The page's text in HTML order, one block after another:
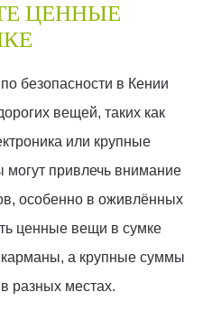
ЦЕННЫЕ
безопасности в Кении
вещей, таких как
или крупные
привлечь внимание
особенно в оживлённых
ценные вещи в сумке
карманы, а крупные суммы
разных местах.